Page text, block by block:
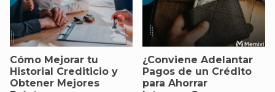
Cómo Mejorar tu
Historial Crediticio y
Obtener Mejores
¿Conviene Adelantar
Pagos de un Crédito
para Ahorrar